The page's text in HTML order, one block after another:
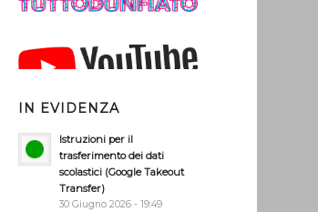
IN EVIDENZA
Istruzioni per il
trasferimento dei dati
scolastici (Google Takeout
Transfer)
30 Giugno 2026 - 19:49